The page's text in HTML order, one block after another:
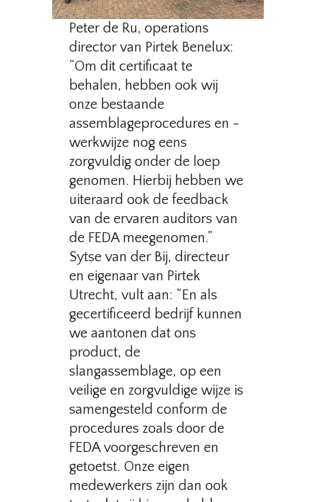
Peter de Ru, operations
director van Pirtek Benelux:
“Om dit certificaat te
behalen, hebben ook wij
onze bestaande
assemblageprocedures en -
werkwijze nog eens
zorgvuldig onder de loep
genomen. Hierbij hebben we
uiteraard ook de feedback
van de ervaren auditors van
de FEDA meegenomen.”
Sytse van der Bij, directeur
en eigenaar van Pirtek
Utrecht, vult aan: “En als
gecertificeerd bedrijf kunnen
we aantonen dat ons
product, de
slangassemblage, op een
veilige en zorgvuldige wijze is
samengesteld conform de
procedures zoals door de
FEDA voorgeschreven en
getoetst. Onze eigen
medewerkers zijn dan ook